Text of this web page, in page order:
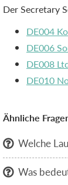
Der Secretary
DE004
DE006
DE008
DE010
Ähnliche
 Welche
 Was